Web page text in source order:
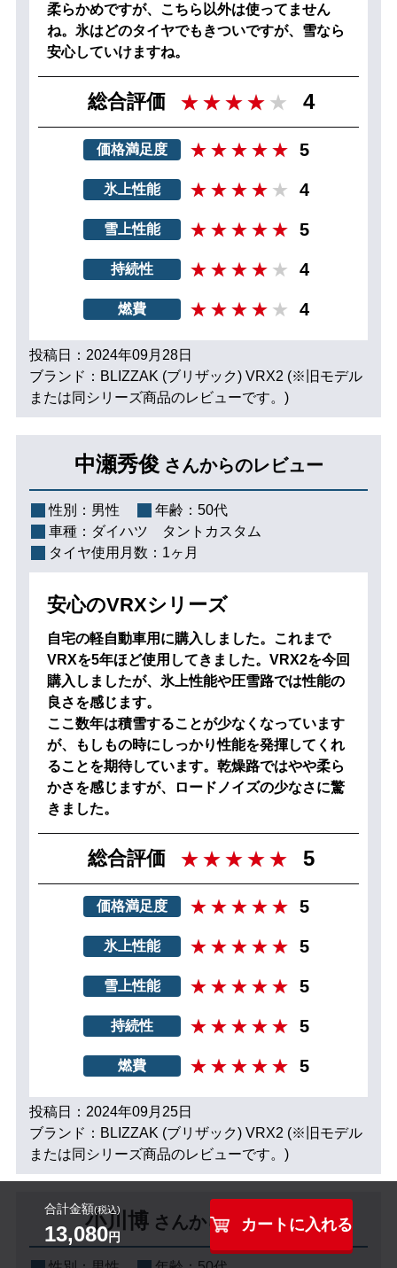
合計金額(税込)
13,080円
カートに入れる
柔らかめですが、こちら以外は使ってません
ね。氷はどのタイヤでもきついですが、雪なら
安心していけますね。
総合評価 4
価格満足度 5
氷上性能 4
雪上性能 5
持続性 4
燃費 4
投稿日：2024年09月28日
ブランド：BLIZZAK (ブリザック) VRX2 (※旧モデル
または同シリーズ商品のレビューです。)
中瀬秀俊 さんからのレビュー
性別： 男性 年齢： 50代
車種： ダイハツ タントカスタム
タイヤ使用月数： 1ヶ月
安心のVRXシリーズ
自宅の軽自動車用に購入しました。これまで
VRXを5年ほど使用してきました。VRX2を今回
購入しましたが、氷上性能や圧雪路では性能の
良さを感じます。
ここ数年は積雪することが少なくなっています
が、もしもの時にしっかり性能を発揮してくれ
ることを期待しています。乾燥路ではやや柔ら
かさを感じますが、ロードノイズの少なさに驚
きました。
総合評価 5
価格満足度 5
氷上性能 5
雪上性能 5
持続性 5
燃費 5
投稿日：2024年09月25日
ブランド：BLIZZAK (ブリザック) VRX2 (※旧モデル
または同シリーズ商品のレビューです。)
小川博 さんからのレビュー